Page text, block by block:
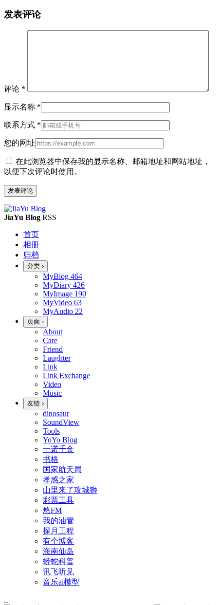
发表评论
评论 *
显示名称 *
联系方式 *
您的网址
在此浏览器中保存我的显示名称、邮箱地址和网站地址，
以便下次评论时使用。
JiaYu Blog RSS
首页
相册
归档
分类 ›
MyBlog 464
MyDiary 426
MyImage 190
MyVideo 63
MyAudio 22
页面 ›
About
Care
Friend
Laughter
Link
Link Exchange
Video
Music
友链 ›
dinosaur
SoundView
Tools
YoYo Blog
一诺千金
书格
国家航天局
孝感之家
山里来了攻城狮
彩票工具
悠FM
我的油管
探月工程
有个博客
海南仙岛
蟒蛇科普
讯飞听见
音乐ai模型